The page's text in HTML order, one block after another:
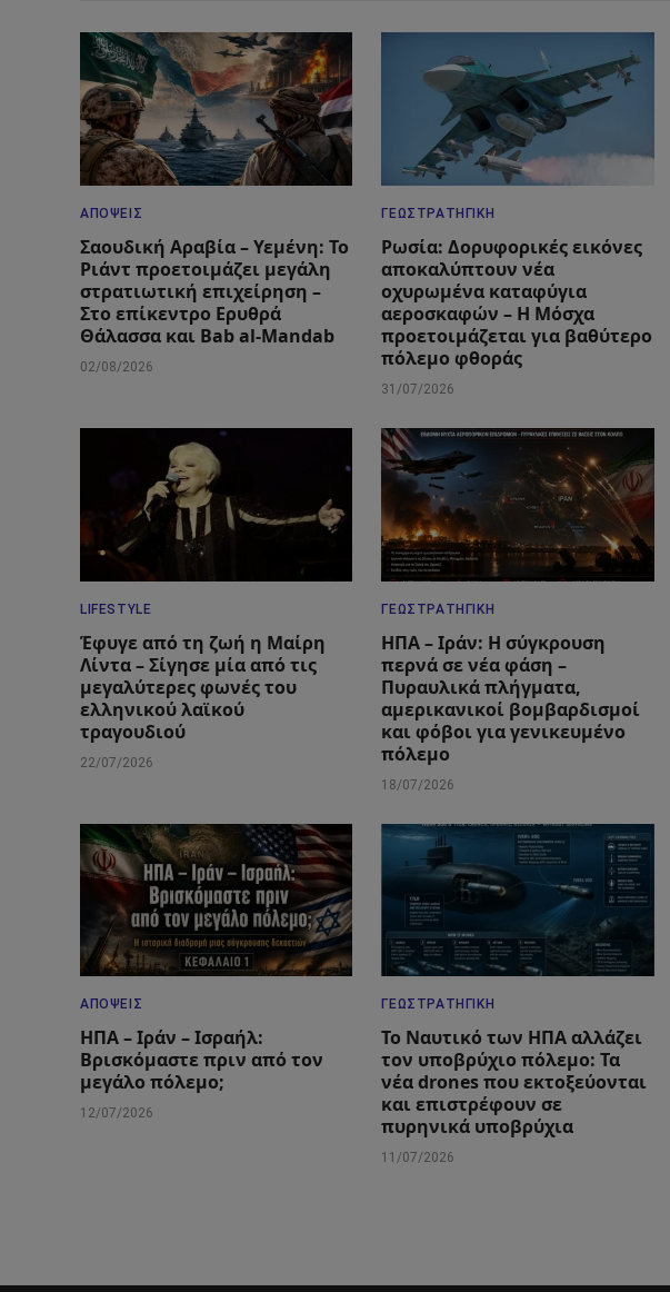
ΑΠΌΨΕΙΣ
Σαουδική Αραβία – Υεμένη: Το
Ριάντ προετοιμάζει μεγάλη
στρατιωτική επιχείρηση –
Στο επίκεντρο Ερυθρά
Θάλασσα και Bab al-Mandab
02/08/2026
ΓΕΩΣΤΡΑΤΗΓΙΚΉ
Ρωσία: Δορυφορικές εικόνες
αποκαλύπτουν νέα
οχυρωμένα καταφύγια
αεροσκαφών – Η Μόσχα
προετοιμάζεται για βαθύτερο
πόλεμο φθοράς
31/07/2026
LIFESTYLE
Έφυγε από τη ζωή η Μαίρη
Λίντα – Σίγησε μία από τις
μεγαλύτερες φωνές του
ελληνικού λαϊκού
τραγουδιού
22/07/2026
ΓΕΩΣΤΡΑΤΗΓΙΚΉ
ΗΠΑ – Ιράν: Η σύγκρουση
περνά σε νέα φάση –
Πυραυλικά πλήγματα,
αμερικανικοί βομβαρδισμοί
και φόβοι για γενικευμένο
πόλεμο
18/07/2026
ΑΠΌΨΕΙΣ
ΗΠΑ – Ιράν – Ισραήλ:
Βρισκόμαστε πριν από τον
μεγάλο πόλεμο;
12/07/2026
ΓΕΩΣΤΡΑΤΗΓΙΚΉ
Το Ναυτικό των ΗΠΑ αλλάζει
τον υποβρύχιο πόλεμο: Τα
νέα drones που εκτοξεύονται
και επιστρέφουν σε
πυρηνικά υποβρύχια
11/07/2026